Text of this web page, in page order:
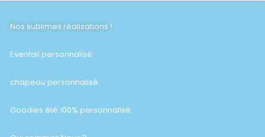
Nos sublimes réalisations !
Eventail personnalisé
chapeau personnalisé
Goodies été 100% personnalisé